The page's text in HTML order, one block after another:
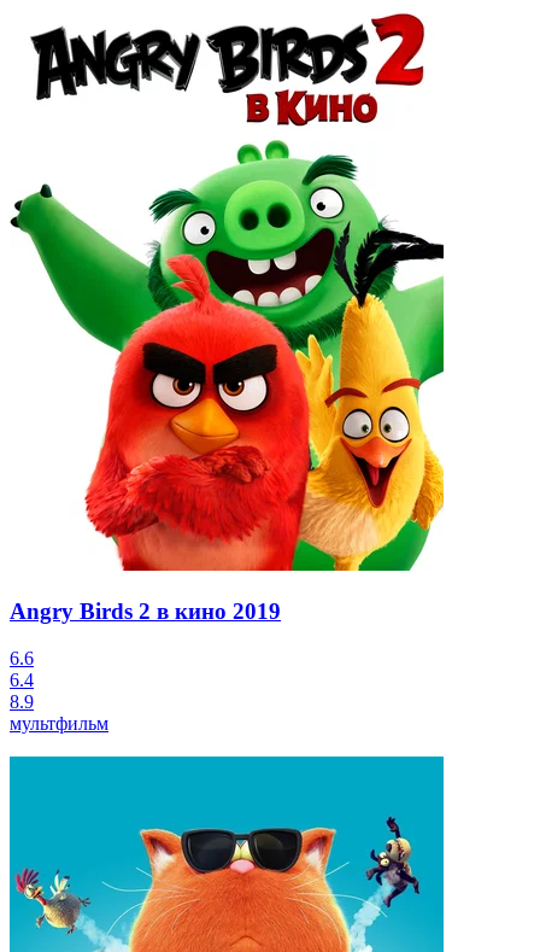
Angry Birds 2 в кино 2019
6.6
6.4
8.9
мультфильм